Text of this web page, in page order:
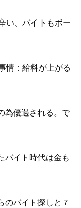
い、バイトもボー
情：給料が上がる
為優遇される。で
バイト時代は金も
のバイト探しと７